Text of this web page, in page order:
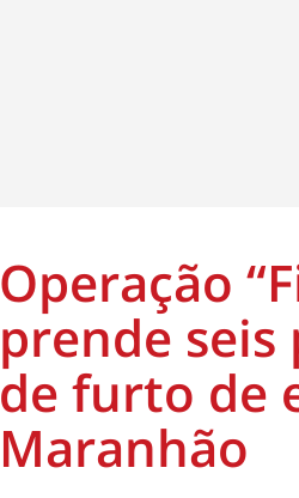
Operação
prende seis
de furto de
Maranhão